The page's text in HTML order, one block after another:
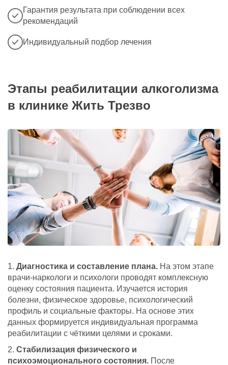
Гарантия результата при соблюдении всех
рекомендаций
Индивидуальный подбор лечения
Этапы реабилитации алкоголизма
в клинике Жить Трезво
Диагностика и составление плана. На этом этапе
врачи-наркологи и психологи проводят комплексную
оценку состояния пациента. Изучается история
болезни, физическое здоровье, психологический
профиль и социальные факторы. На основе этих
данных формируется индивидуальная программа
реабилитации с чёткими целями и сроками.
Стабилизация физического и
психоэмоционального состояния. После